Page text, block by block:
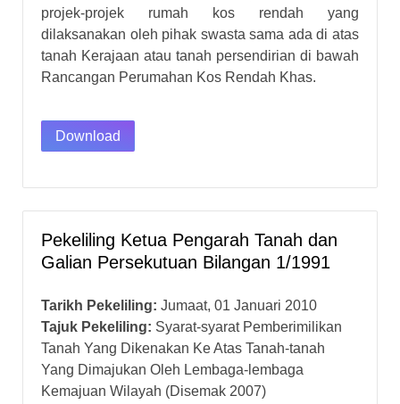
projek-projek rumah kos rendah yang
dilaksanakan oleh pihak swasta sama ada di atas
tanah Kerajaan atau tanah persendirian di bawah
Rancangan Perumahan Kos Rendah Khas.
Download
Pekeliling Ketua Pengarah Tanah dan
Galian Persekutuan Bilangan 1/1991
Tarikh Pekeliling: Jumaat, 01 Januari 2010
Tajuk Pekeliling: Syarat-syarat Pemberimilikan
Tanah Yang Dikenakan Ke Atas Tanah-tanah
Yang Dimajukan Oleh Lembaga-lembaga
Kemajuan Wilayah (Disemak 2007)